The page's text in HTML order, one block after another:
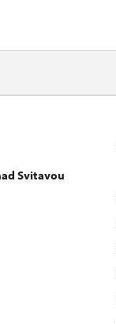
Svitavou